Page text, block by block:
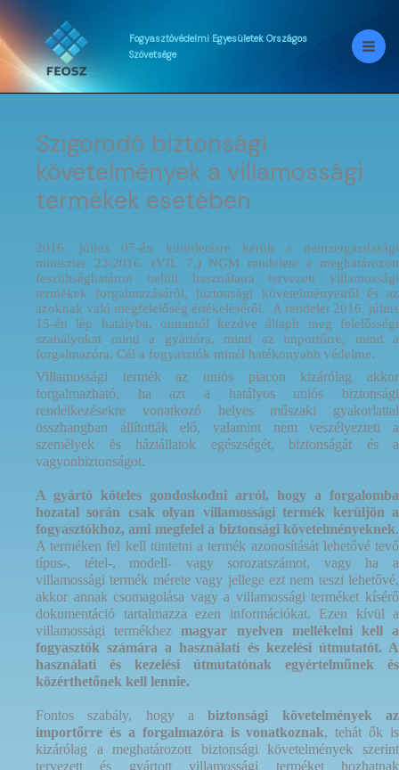
Skip
to
content
Fogyasztóvédelmi Egyesületek Országos
Szövetsége
Szigorodó biztonsági
követelmények a villamossági
termékek esetében
2016. július 07-én kihirdetésre került a nemzetgazdasági
miniszter 23/2016. (VII. 7.) NGM rendelete a meghatározott
feszültséghatáron belüli használatra tervezett villamossági
termékek forgalmazásáról, biztonsági követelményeiről és az
azoknak való megfelelőség értékeléséről. A rendelet 2016. július
15-én lép hatályba, onnantól kezdve állapít meg felelősségi
szabályokat mind a gyártóra, mind az importőrre, mind a
forgalmazóra. Cél a fogyasztók minél hatékonyabb védelme.
Villamossági termék az uniós piacon kizárólag akkor
forgalmazható, ha azt a hatályos uniós biztonsági
rendelkezésekre vonatkozó helyes műszaki gyakorlattal
összhangban állították elő, valamint nem veszélyezteti a
személyek és háziállatok egészségét, biztonságát és a
vagyonbiztonságot.
A gyártó köteles gondoskodni arról, hogy a forgalomba
hozatal során csak olyan villamossági termék kerüljön a
fogyasztókhoz, ami megfelel a biztonsági követelményeknek.
A terméken fel kell tüntetni a termék azonosítását lehetővé tevő
típus-, tétel-, modell- vagy sorozatszámot, vagy ha a
villamossági termék mérete vagy jellege ezt nem teszi lehetővé,
akkor annak csomagolása vagy a villamossági terméket kísérő
dokumentáció tartalmazza ezen információkat. Ezen kívül a
villamossági termékhezmagyar nyelven mellékelni kell a
fogyasztók számára a használati és kezelési útmutatót. A
használati és kezelési útmutatónak egyértelműnek és
közérthetőnek kell lennie.
Fontos szabály, hogy abiztonsági követelmények az
importőrre és a forgalmazóra is vonatkoznak, tehát ők is
kizárólag a meghatározott biztonsági követelmények szerint
tervezett és gyártott villamossági terméket hozhatnak